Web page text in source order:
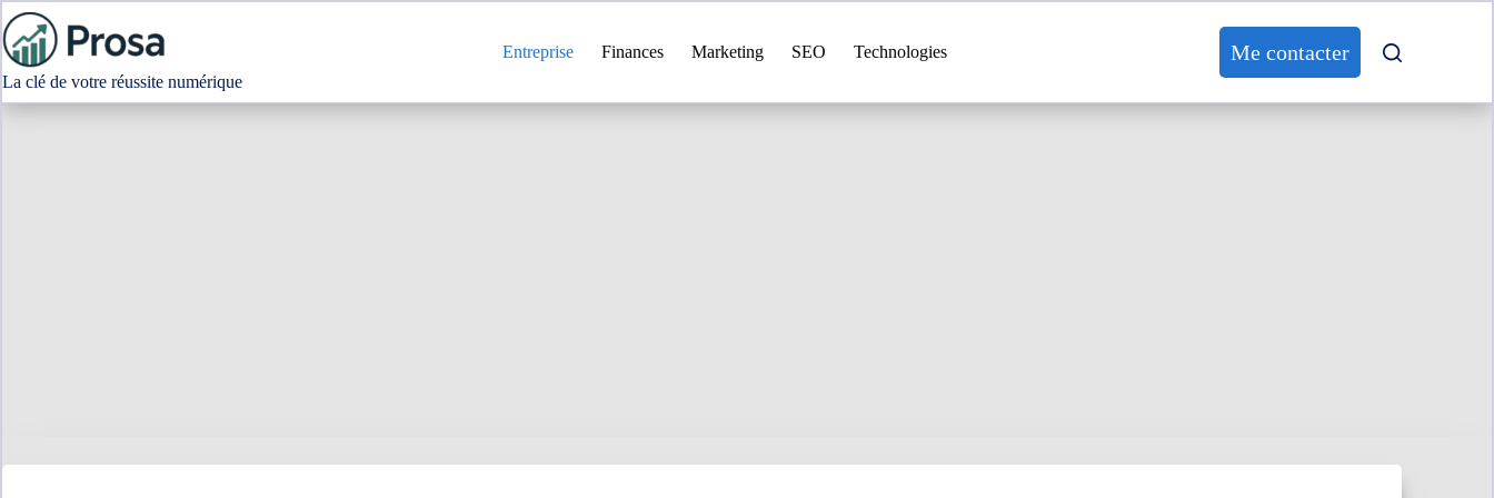
Passer
au
contenu
La clé de votre réussite numérique
Entreprise Finances Marketing SEO Technologies Me contacter